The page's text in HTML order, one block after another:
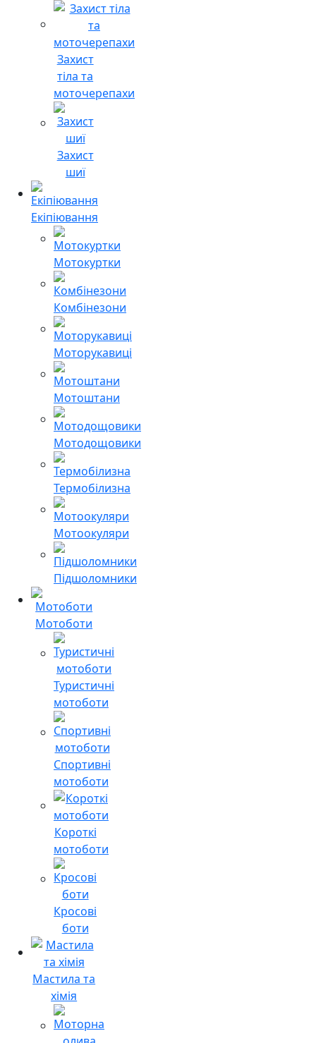
Захист
тіла та
моточерепахи
Захист
шиї
Екіпіювання
Мотокуртки
Комбінезони
Моторукавиці
Мотоштани
Мотодощовики
Термобілизна
Мотоокуляри
Підшоломники
Мотоботи
Туристичні
мотоботи
Спортивні
мотоботи
Короткі
мотоботи
Кросові
боти
Мастила та
хімія